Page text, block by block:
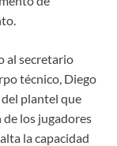
al secretario
técnico, Diego
plantel que
los jugadores
la capacidad